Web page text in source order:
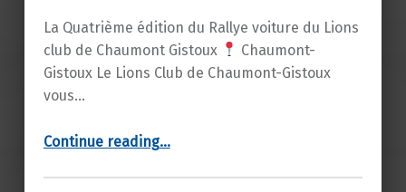
La Quatrième édition du Rallye voiture du Lions
club de Chaumont Gistoux
Chaumont-
Gistoux Le Lions Club de Chaumont-Gistoux
vous…
Continue reading“RALLYE AUTOMOBILE CARITATIF – 13 JUIN 2026 à 11H”
…